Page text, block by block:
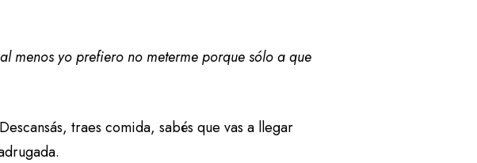
menos yo prefiero no meterme porque sólo a que
traes comida, sabés que vas a llegar